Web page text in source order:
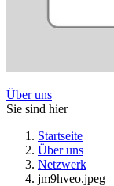
Über uns
Sie sind hier
Startseite
Über uns
Netzwerk
jm9hveo.jpeg